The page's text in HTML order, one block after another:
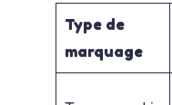
Type de
marquage